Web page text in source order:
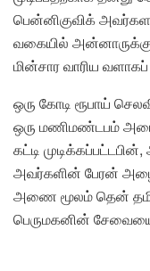
பென்னிகுவிக்
வகையில் அன்னாருக்கு
மின்சார வாரிய வளாகப்
ஒரு கோடி ரூபாய்
ஒரு மணிமண்டபம்
கட்டி
அவர்களின் பேரன்
அணை மூலம் தென்
பெருமகனின் சேவையை